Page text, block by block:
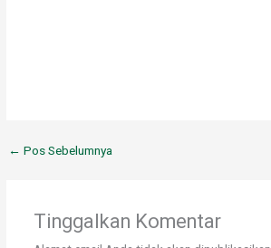
← Pos Sebelumnya
Tinggalkan Komentar